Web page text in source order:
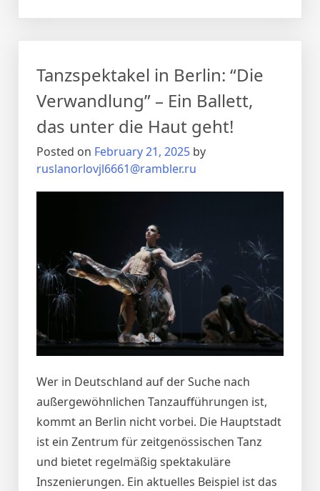
Tanzspektakel in Berlin: “Die
Verwandlung” – Ein Ballett,
das unter die Haut geht!
Posted on February 21, 2025 by
ruslanorlovjl6661@rambler.ru
Wer in Deutschland auf der Suche nach
außergewöhnlichen Tanzaufführungen ist,
kommt an Berlin nicht vorbei. Die Hauptstadt
ist ein Zentrum für zeitgenössischen Tanz
und bietet regelmäßig spektakuläre
Inszenierungen. Ein aktuelles Beispiel ist das